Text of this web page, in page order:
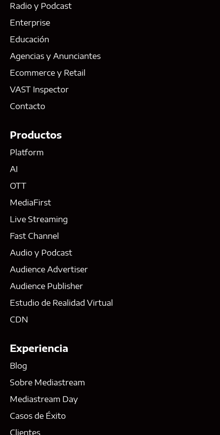
Radio y Podcast
Enterprise
Educación
Agencias y Anunciantes
Ecommerce y Retail
VAST Inspector
Contacto
Productos
Platform
AI
OTT
MediaFirst
Live Streaming
Fast Channel
Audio y Podcast
Audience Advertiser
Audience Publisher
Estudio de Realidad Virtual
CDN
Experiencia
Blog
Sobre Mediastream
Mediastream Day
Casos de Éxito
Clientes